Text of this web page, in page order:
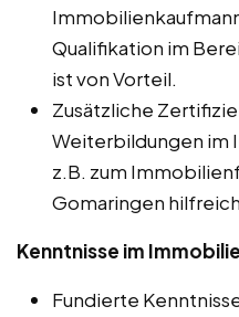
Qualifikation im
ist von Vorteil.
Zusätzliche
Weiterbildungen im
z.B. zum
Gomaringen
Kenntnisse im
Fundierte